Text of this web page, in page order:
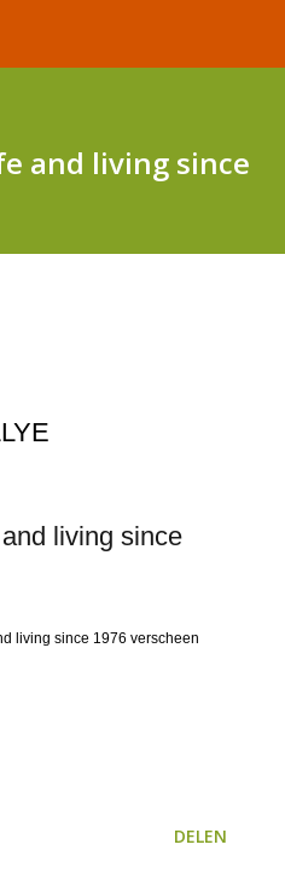
and living since
living since
living since 1976 verscheen
DELEN